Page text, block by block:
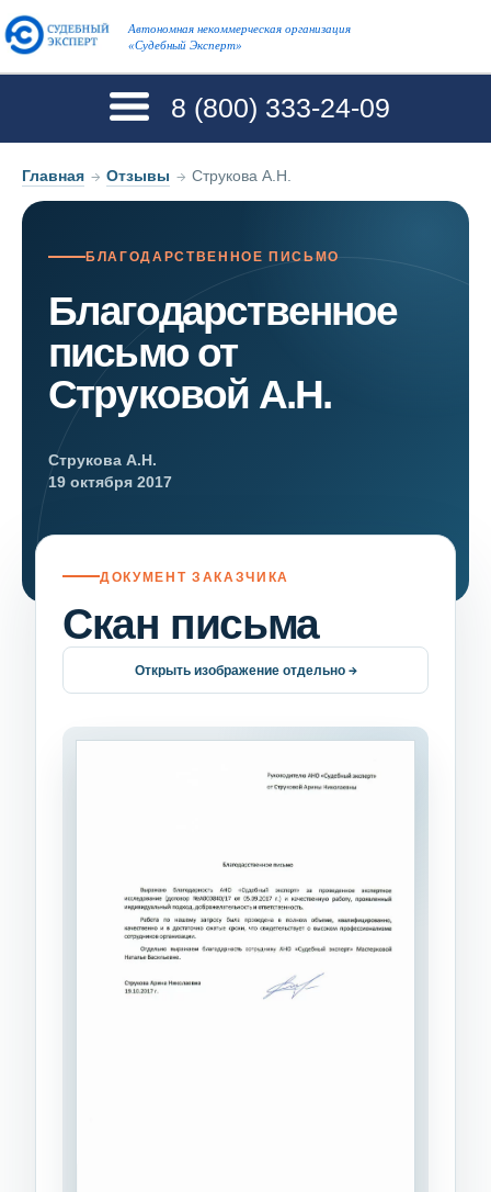
Автономная некоммерческая организация
«Судебный Эксперт»
8 (800) 333-24-09
Главная → Отзывы → Струкова А.Н.
БЛАГОДАРСТВЕННОЕ ПИСЬМО
Благодарственное
письмо от
Струковой А.Н.
Струкова А.Н.
19 октября 2017
ДОКУМЕНТ ЗАКАЗЧИКА
Скан письма
Открыть изображение отдельно →